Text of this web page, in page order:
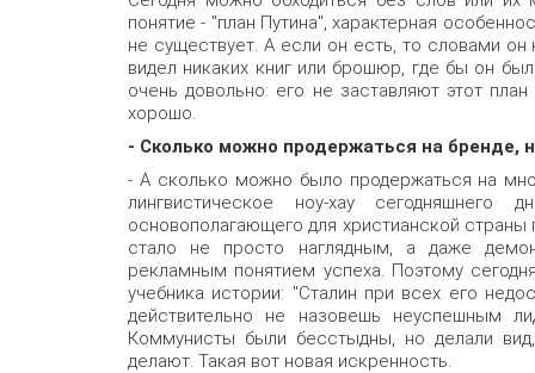
понятие - "план Путина", характерная
не существует. А если он есть, то словами
видел никаких книг или брошюр, где бы он
очень довольно: его не заставляют этот
хорошо.
- Сколько можно продержаться на бренде,
- А сколько можно было продержаться на
лингвистическое ноу-хау
основополагающего для христианской
стало не просто наглядным, а даже
рекламным понятием успеха. Поэтому
учебника истории: "Сталин при всех его
действительно не назовешь неуспешным
Коммунисты были бесстыдны, но делали
делают. Такая вот новая искренность.